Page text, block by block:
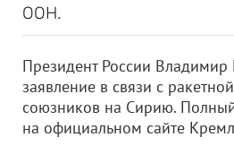
ООН.
Президент России Владимир
заявление в связи с
союзников на Сирию.
на официальном сайте